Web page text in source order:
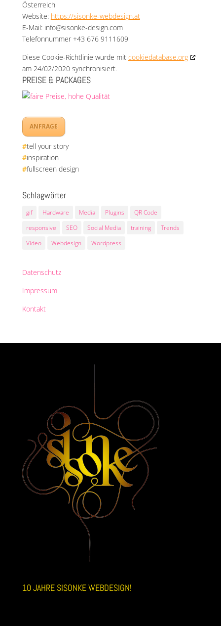
Österreich
Website: https://sisonke-webdesign.at
E-Mail: info@sisonke-design.com
Telefonnummer +43 676 9111609
Diese Cookie-Richtlinie wurde mit cookiedatabase.org
am 24/02/2020 synchronisiert.
PREISE & PACKAGES
ANFRAGE
#tell your story
#inspiration
#fullscreen design
Schlagwörter
gif Hardware Media Plugins
QR Code
responsive
SEO Social Media training
Trends
Video
Webdesign Wordpress
Datenschutz
Impressum
Kontakt
10 JAHRE SISONKE WEBDESIGN!